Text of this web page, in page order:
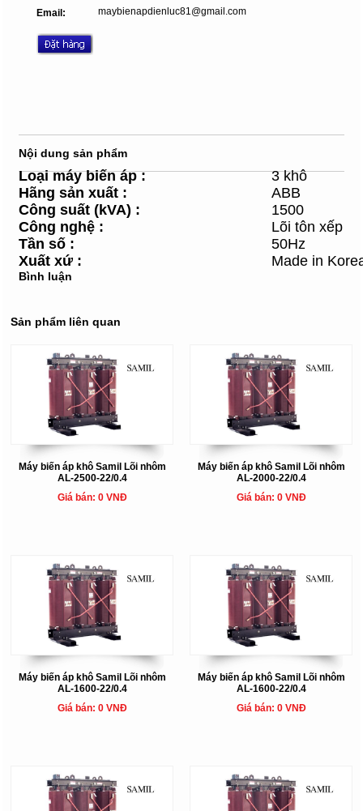
Email: maybienapdienluc81@gmail.com
Nội dung sản phẩm
Loại máybiến áp :
3 khô
Hãng sản xuất :
ABB
Công suất (kVA) :
1500
Công nghệ :
Lõi tôn xếp
Tần số :
50Hz
Xuất xứ : Made in
Bình luận
Sản phẩm liên quan
Máy biến áp khô Samil Lõi nhôm
AL-2500-22/0.4
Giá bán: 0 VNĐ
Máy biến áp khô Samil Lõi nhôm
AL-2000-22/0.4
Giá bán: 0 VNĐ
Máy biến áp khô Samil Lõi nhôm
AL-1600-22/0.4
Giá bán: 0 VNĐ
Máy biến áp khô Samil Lõi nhôm
AL-1600-22/0.4
Giá bán: 0 VNĐ